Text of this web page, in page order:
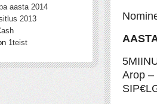
Arop –
aasta 2014
2013
1teist